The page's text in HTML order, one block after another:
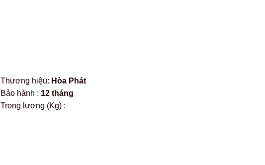
Thương hiệu: Hòa Phát
Bảo hành : 12 tháng
Trọng lượng (Kg) :